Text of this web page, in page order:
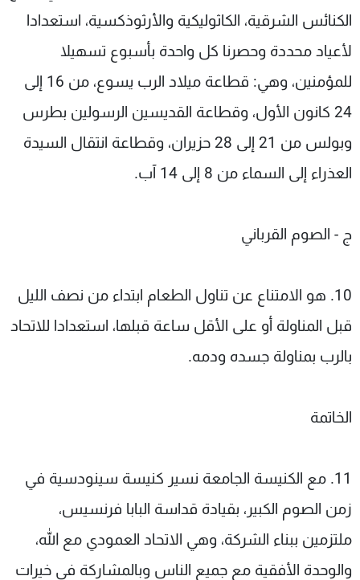
الكنائس الشرقية، الكاثوليكية والأرثوذكسية، استعدادا
لأعياد محددة وحصرنا كل واحدة بأسبوع تسهيلا
للمؤمنين، وهي: قطاعة ميلاد الرب يسوع، من 16 إلى
24 كانون الأول، وقطاعة القديسين الرسولين بطرس
وبولس من 21 إلى 28 حزيران، وقطاعة انتقال السيدة
العذراء إلى السماء من 8 إلى 14 آب.
ج - الصوم القرباني
10. هو الامتناع عن تناول الطعام ابتداء من نصف الليل
قبل المناولة أو على الأقل ساعة قبلها، استعدادا للاتحاد
بالرب بمناولة جسده ودمه.
الخاتمة
11. مع الكنيسة الجامعة نسير كنيسة سينودسية في
زمن الصوم الكبير، بقيادة قداسة البابا فرنسيس،
ملتزمين ببناء الشركة، وهي الاتحاد العمودي مع الله،
والوحدة الأفقية مع جميع الناس وبالمشاركة في خيرات